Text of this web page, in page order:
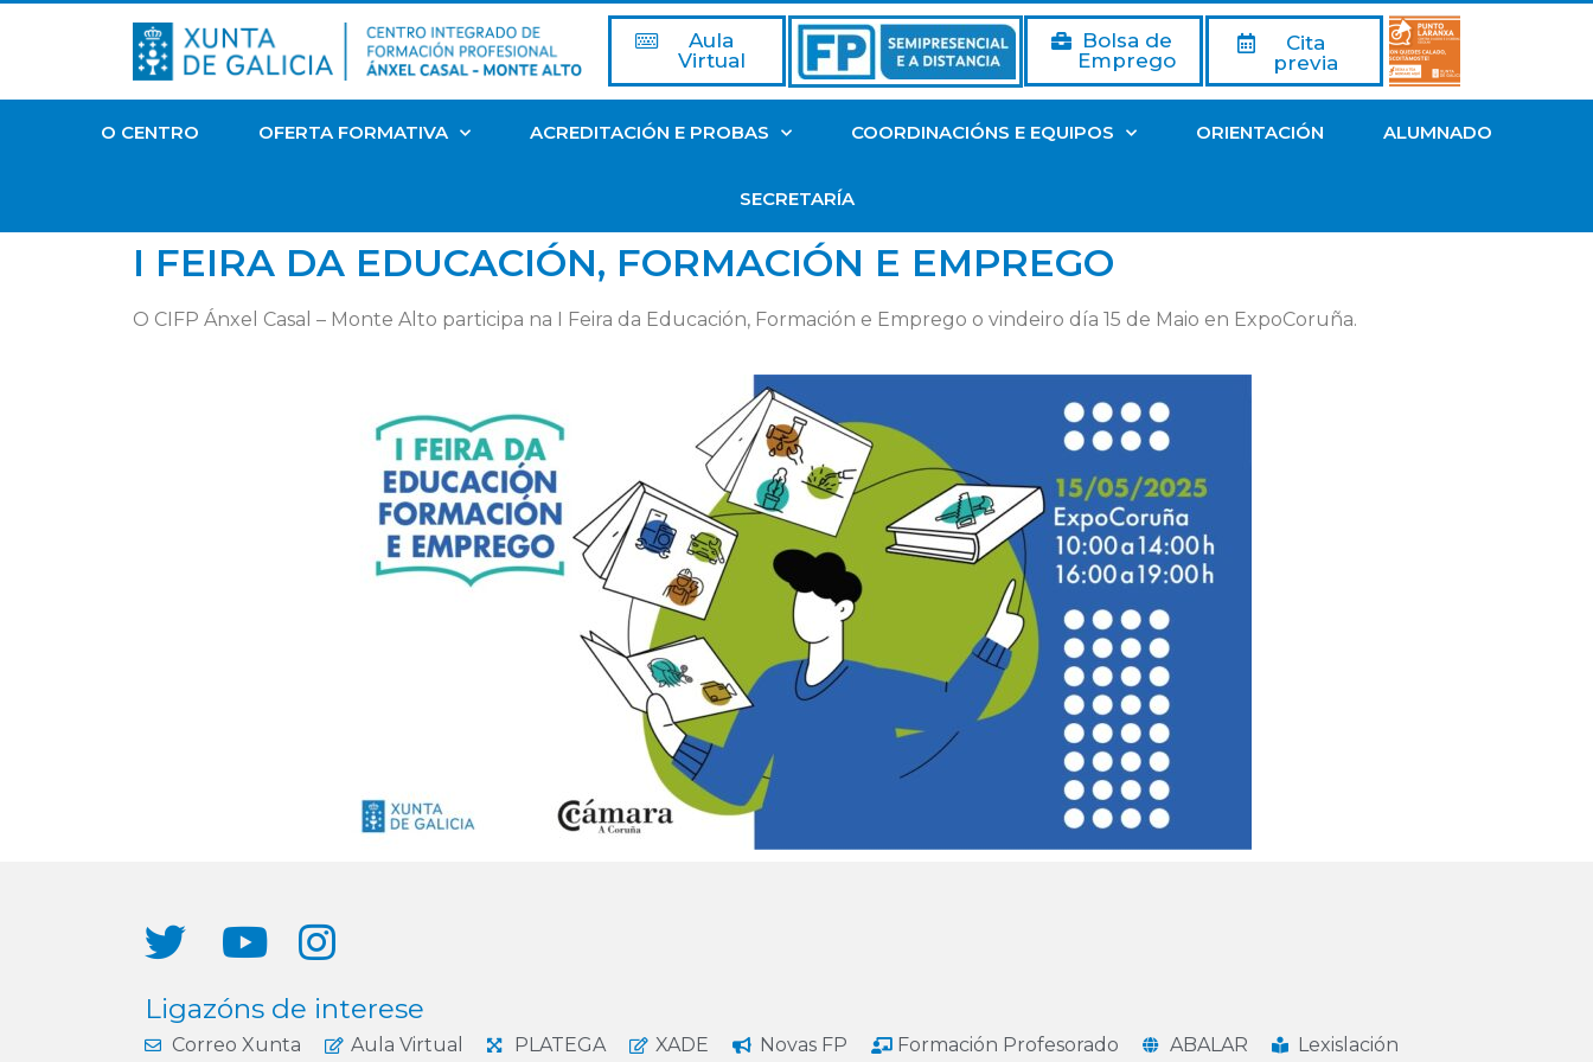
Aula
Virtual
Bolsa de
Emprego
Cita
previa
O CENTRO OFERTA FORMATIVA ACREDITACIÓN E PROBAS COORDINACIÓNS E EQUIPOS ORIENTACIÓN ALUMNADO
SECRETARÍA
I FEIRA DA EDUCACIÓN, FORMACIÓN E EMPREGO
O CIFP Ánxel Casal – Monte Alto participa na I Feira da Educación, Formación e Emprego o vindeiro día 15 de Maio en ExpoCoruña.
Ligazóns de interese
Correo Xunta Aula Virtual PLATEGA XADE Novas FP Formación Profesorado ABALAR Lexislación